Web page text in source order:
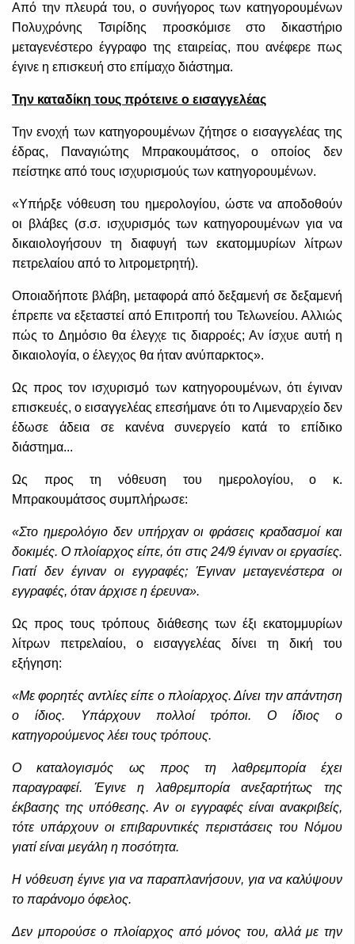
Από την πλευρά του, ο συνήγορος των κατηγορουμένων
Πολυχρόνης Τσιρίδης προσκόμισε στο δικαστήριο
μεταγενέστερο έγγραφο της εταιρείας, που ανέφερε πως
έγινε η επισκευή στο επίμαχο διάστημα.
Την καταδίκη τους πρότεινε ο εισαγγελέας
Την ενοχή των κατηγορουμένων ζήτησε ο εισαγγελέας της
έδρας, Παναγιώτης Μπρακουμάτσος, ο οποίος δεν
πείστηκε από τους ισχυρισμούς των κατηγορουμένων.
«Υπήρξε νόθευση του ημερολογίου, ώστε να αποδοθούν
οι βλάβες (σ.σ. ισχυρισμός των κατηγορουμένων για να
δικαιολογήσουν τη διαφυγή των εκατομμυρίων λίτρων
πετρελαίου από το λιτρομετρητή).
Οποιαδήποτε βλάβη, μεταφορά από δεξαμενή σε δεξαμενή
έπρεπε να εξεταστεί από Επιτροπή του Τελωνείου. Αλλιώς
πώς το Δημόσιο θα έλεγχε τις διαρροές; Αν ίσχυε αυτή η
δικαιολογία, ο έλεγχος θα ήταν ανύπαρκτος».
Ως προς τον ισχυρισμό των κατηγορουμένων, ότι έγιναν
επισκευές, ο εισαγγελέας επεσήμανε ότι το Λιμεναρχείο δεν
έδωσε άδεια σε κανένα συνεργείο κατά το επίδικο
διάστημα...
Ως προς τη νόθευση του ημερολογίου, ο κ.
Μπρακουμάτσος συμπλήρωσε:
«Στο ημερολόγιο δεν υπήρχαν οι φράσεις κραδασμοί και
δοκιμές. Ο πλοίαρχος είπε, ότι στις 24/9 έγιναν οι εργασίες.
Γιατί δεν έγιναν οι εγγραφές; Έγιναν μεταγενέστερα οι
εγγραφές, όταν άρχισε η έρευνα».
Ως προς τους τρόπους διάθεσης των έξι εκατομμυρίων
λίτρων πετρελαίου, ο εισαγγελέας δίνει τη δική του
εξήγηση:
«Με φορητές αντλίες είπε ο πλοίαρχος. Δίνει την απάντηση
ο ίδιος. Υπάρχουν πολλοί τρόποι. Ο ίδιος ο
κατηγορούμενος λέει τους τρόπους.
Ο καταλογισμός ως προς τη λαθρεμπορία έχει
παραγραφεί. Έγινε η λαθρεμπορία ανεξαρτήτως της
έκβασης της υπόθεσης. Αν οι εγγραφές είναι ανακριβείς,
τότε υπάρχουν οι επιβαρυντικές περιστάσεις του Νόμου
γιατί είναι μεγάλη η ποσότητα.
Η νόθευση έγινε για να παραπλανήσουν, για να καλύψουν
το παράνομο όφελος.
Δεν μπορούσε ο πλοίαρχος από μόνος του, αλλά με την